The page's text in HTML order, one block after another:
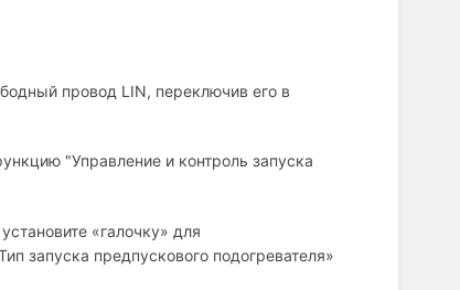
провод LIN, переключив его в
"Управление и контроль запуска
«галочку» для
запуска предпускового подогревателя»